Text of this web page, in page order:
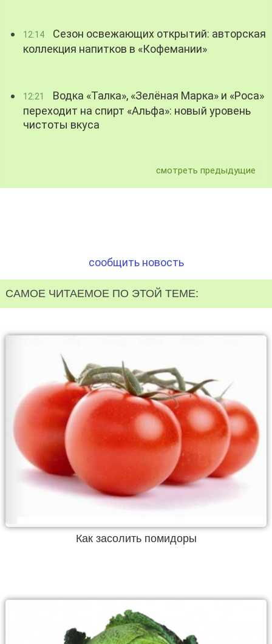
12:14
Сезон освежающих открытий: авторская
коллекция напитков в «Кофемании»
12:21
Водка «Талка», «Зелёная Марка» и «Роса»
переходит на спирт «Альфа»: новый уровень
чистоты вкуса
смотреть предыдущие
сообщить новость
САМОЕ ЧИТАЕМОЕ ПО ЭТОЙ ТЕМЕ:
Как засолить помидоры